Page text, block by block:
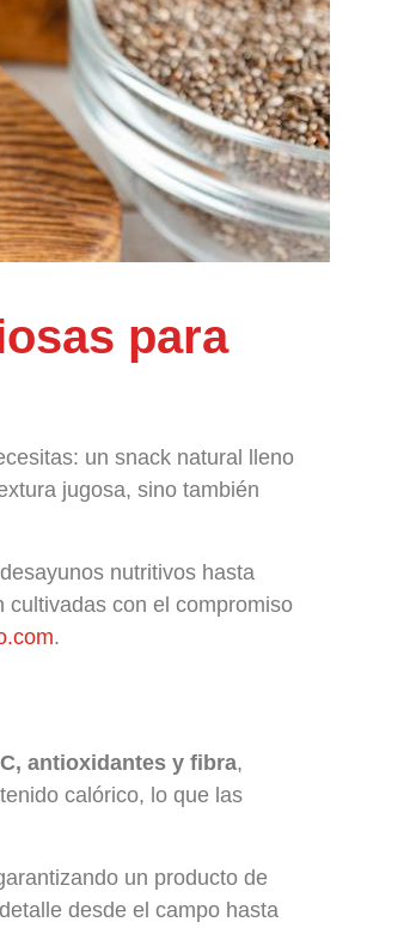
para
un snack natural lleno
jugosa, sino también
nutritivos hasta
cultivadas con el compromiso
.
antioxidantes y fibra,
calórico, lo que las
un producto de
desde el campo hasta